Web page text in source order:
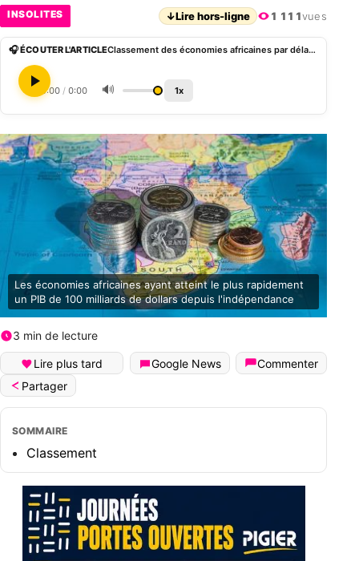
INSOLITES ↓Lire hors-ligne 1 111vues
🎧 ÉCOUTER L'ARTICLE Classement des économies africaines par délai pour atteindre 100 milliards de dollars de PIB depuis l’indépendance
0:00 / 0:00 🔊 1x
Les économies africaines ayant atteint le plus rapidement
un PIB de 100 milliards de dollars depuis l'indépendance
3 min de lecture
Lire plus tard Google News
Commenter
Partager
SOMMAIRE
Classement